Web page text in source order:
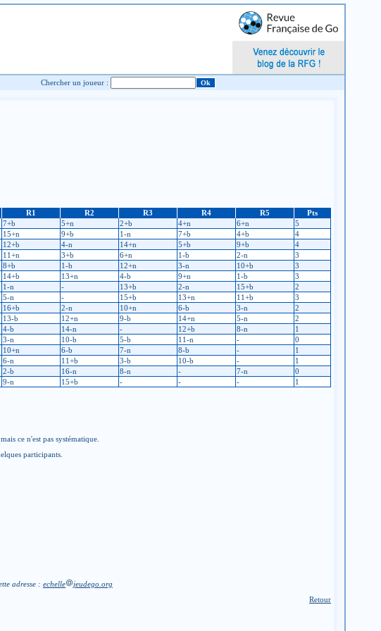
Chercher un joueur :
R1 R2 R3 R4 R5
Pts
7+b 5+n 2+b 4+n 6+n
5
15+n 9+b 1-n 7+b 4+b
4
12+b 4-n 14+n 5+b 9+b
4
11+n 3+b 6+n 1-b 2-n
3
8+b 1-b 12+n 3-n 10+b
3
14+b 13+n 4-b 9+n 1-b
3
1-n - 13+b 2-n 15+b
2
5-n - 15+b 13+n 11+b
3
16+b 2-n 10+n 6-b 3-n
2
13-b 12+n 9-b 14+n 5-n
2
4-b 14-n - 12+b 8-n
1
3-n 10-b 5-b 11-n -
0
10+n 6-b 7-n 8-b -
1
6-n 11+b 3-b 10-b -
1
2-b 16-n 8-n - 7-n
0
9-n 15+b - - -
1
ce n'est pas systématique.
participants.
adresse : echelle
jeudego.org
Retour